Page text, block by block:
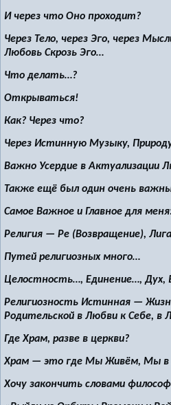
И через что Оно проходит?
Через Тело, через Эго, через
Любовь Скрозь Эго…
Что делать…?
Открываться!
Как? Через что?
Через Истинную Музыку,
Важно Усердие в Актуализации
Также ещё был один очень
Самое Важное и Главное для
Религия — Ре (Возвращение),
Путей религиозных много…
Целостность…, Единение…, Дух,
Религиозность Истинная —
Родительской в Любви к Себе,
Где Храм, разве в церкви?
Храм — это где Мы Живём, Мы в
Хочу закончить словами